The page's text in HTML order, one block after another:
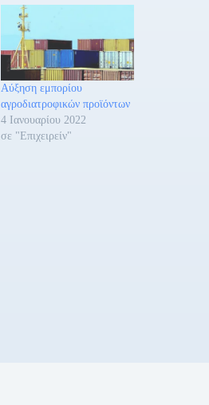
Αύξηση εμπορίου
αγροδιατροφικών προϊόντων
4 Ιανουαρίου 2022
σε "Επιχειρείν"